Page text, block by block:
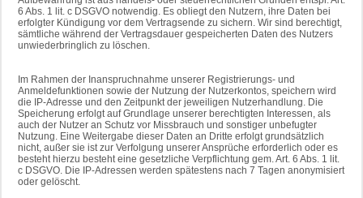
6 Abs. 1 lit. c DSGVO notwendig. Es obliegt den Nutzern, ihre Daten bei
erfolgter Kündigung vor dem Vertragsende zu sichern. Wir sind berechtigt,
sämtliche während der Vertragsdauer gespeicherten Daten des Nutzers
unwiederbringlich zu löschen.
Im Rahmen der Inanspruchnahme unserer Registrierungs- und
Anmeldefunktionen sowie der Nutzung der Nutzerkontos, speichern wird
die IP-Adresse und den Zeitpunkt der jeweiligen Nutzerhandlung. Die
Speicherung erfolgt auf Grundlage unserer berechtigten Interessen, als
auch der Nutzer an Schutz vor Missbrauch und sonstiger unbefugter
Nutzung. Eine Weitergabe dieser Daten an Dritte erfolgt grundsätzlich
nicht, außer sie ist zur Verfolgung unserer Ansprüche erforderlich oder es
besteht hierzu besteht eine gesetzliche Verpflichtung gem. Art. 6 Abs. 1 lit.
c DSGVO. Die IP-Adressen werden spätestens nach 7 Tagen anonymisiert
oder gelöscht.